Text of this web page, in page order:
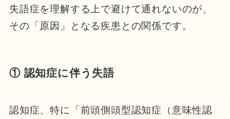
失語症を理解する上で避けて通れないのが、
その「原因」となる疾患との関係です。
① 認知症に伴う失語
認知症、特に「前頭側頭型認知症（意味性認